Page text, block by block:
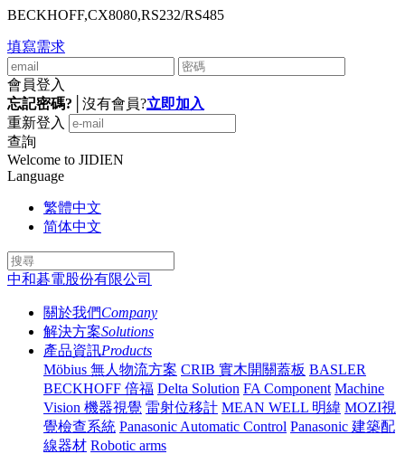
BECKHOFF,CX8080,RS232/RS485
填寫需求
會員登入
忘記密碼?
沒有會員?立即加入
重新登入
查詢
Welcome to JIDIEN
Language
繁體中文
简体中文
中和碁電股份有限公司
關於我們Company
解決方案Solutions
產品資訊Products
Möbius 無人物流方案 CRIB 實木開關蓋板 BASLER
BECKHOFF 倍福 Delta Solution FA Component Machine
Vision 機器視覺 雷射位移計 MEAN WELL 明緯 MOZI視
覺檢查系統 Panasonic Automatic Control Panasonic 建築配
線器材 Robotic arms